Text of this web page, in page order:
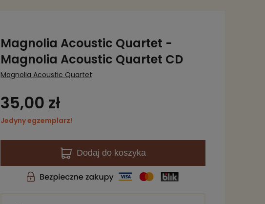
Magnolia Acoustic Quartet -
Magnolia Acoustic Quartet CD
Magnolia Acoustic Quartet
35,00 zł
Jedyny egzemplarz!
Dodaj do koszyka